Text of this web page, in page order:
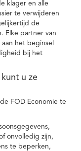
klager en alle
te verwijderen
de
Elke partner van
het beginsel
bij het
u ze
FOD Economie te
onvolledig zijn,
te beperken,